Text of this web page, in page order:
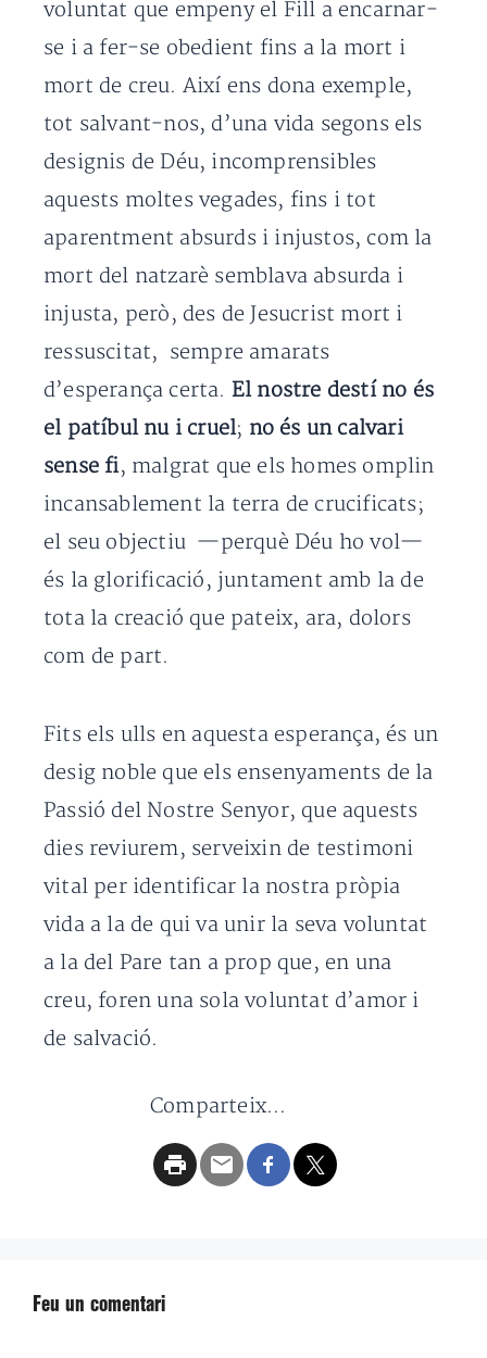
voluntat que empeny el Fill a encarnar-
se i a fer-se obedient fins a la mort i
mort de creu. Així ens dona exemple,
tot salvant-nos, d’una vida segons els
designis de Déu, incomprensibles
aquests moltes vegades, fins i tot
aparentment absurds i injustos, com la
mort del natzarè semblava absurda i
injusta, però, des de Jesucrist mort i
ressuscitat, sempre amarats
d’esperança certa. El nostre destí no és
el patíbul nu i cruel; no és un calvari
sense fi, malgrat que els homes omplin
incansablement la terra de crucificats;
el seu objectiu —perquè Déu ho vol—
és la glorificació, juntament amb la de
tota la creació que pateix, ara, dolors
com de part.
Fits els ulls en aquesta esperança, és un
desig noble que els ensenyaments de la
Passió del Nostre Senyor, que aquests
dies reviurem, serveixin de testimoni
vital per identificar la nostra pròpia
vida a la de qui va unir la seva voluntat
a la del Pare tan a prop que, en una
creu, foren una sola voluntat d’amor i
de salvació.
Comparteix...
Feu un comentari